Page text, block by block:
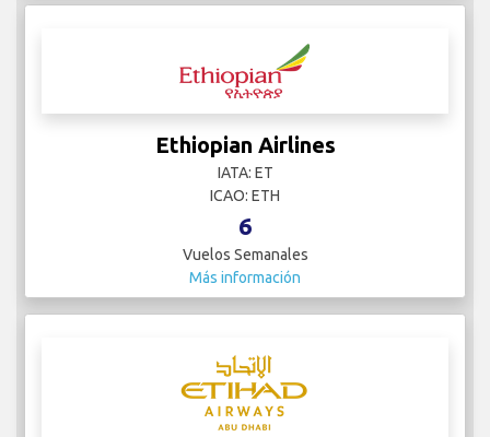
Ethiopian Airlines
IATA: ET
ICAO: ETH
6
Vuelos Semanales
Más información